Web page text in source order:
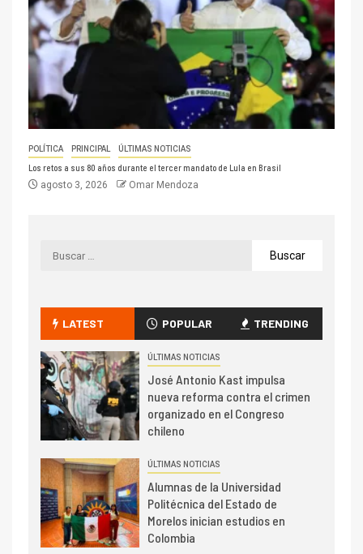
POLÍTICA PRINCIPAL ÚLTIMAS NOTICIAS
Los retos a sus 80 años durante el tercer mandato de Lula en Brasil
agosto 3, 2026 Omar Mendoza
LATEST POPULAR TRENDING
ÚLTIMAS NOTICIAS
José Antonio Kast impulsa
nueva reforma contra el crimen
organizado en el Congreso
chileno
ÚLTIMAS NOTICIAS
Alumnas de la Universidad
Politécnica del Estado de
Morelos inician estudios en
Colombia